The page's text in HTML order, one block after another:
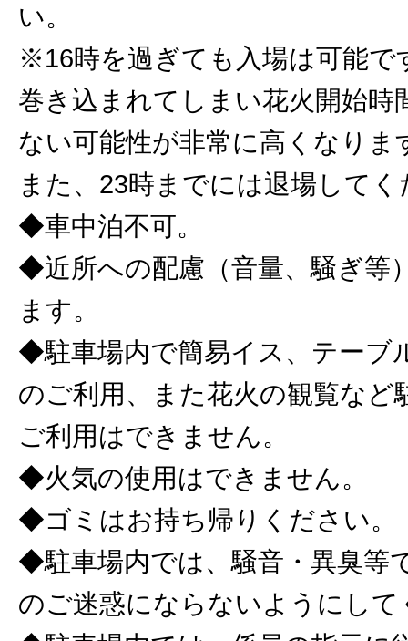
い。
※16時を過ぎても入場は可能で
巻き込まれてしまい花火開始時
ない可能性が非常に高くなりま
また、23時までには退場して
◆車中泊不可。
◆近所への配慮（音量、騒ぎ等
ます。
◆駐車場内で簡易イス、テーブ
のご利用、また花火の観覧など
ご利用はできません。
◆火気の使用はできません。
◆ゴミはお持ち帰りください。
◆駐車場内では、騒音・異臭等
のご迷惑にならないようにして